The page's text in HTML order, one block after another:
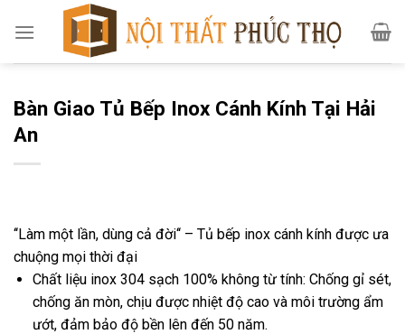
Bàn Giao Tủ Bếp Inox Cánh Kính Tại Hải
An
‘‘Làm một lần, dùng cả đời‘‘ – Tủ bếp inox cánh kính được ưa
chuộng mọi thời đại
Chất liệu inox 304 sạch 100% không từ tính: Chống gỉ sét,
chống ăn mòn, chịu được nhiệt độ cao và môi trường ẩm
ướt, đảm bảo độ bền lên đến 50 năm.